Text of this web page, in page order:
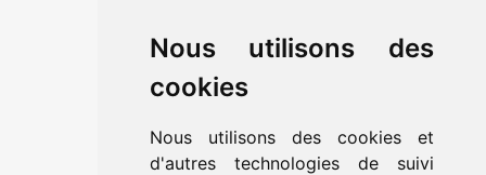
Nous utilisons des
cookies
Nous utilisons des cookies et
d'autres technologies de suivi
MA VILLE
VIVRE À MAINTENON
DÉCOUVRIR & SORTIR
CONTACT